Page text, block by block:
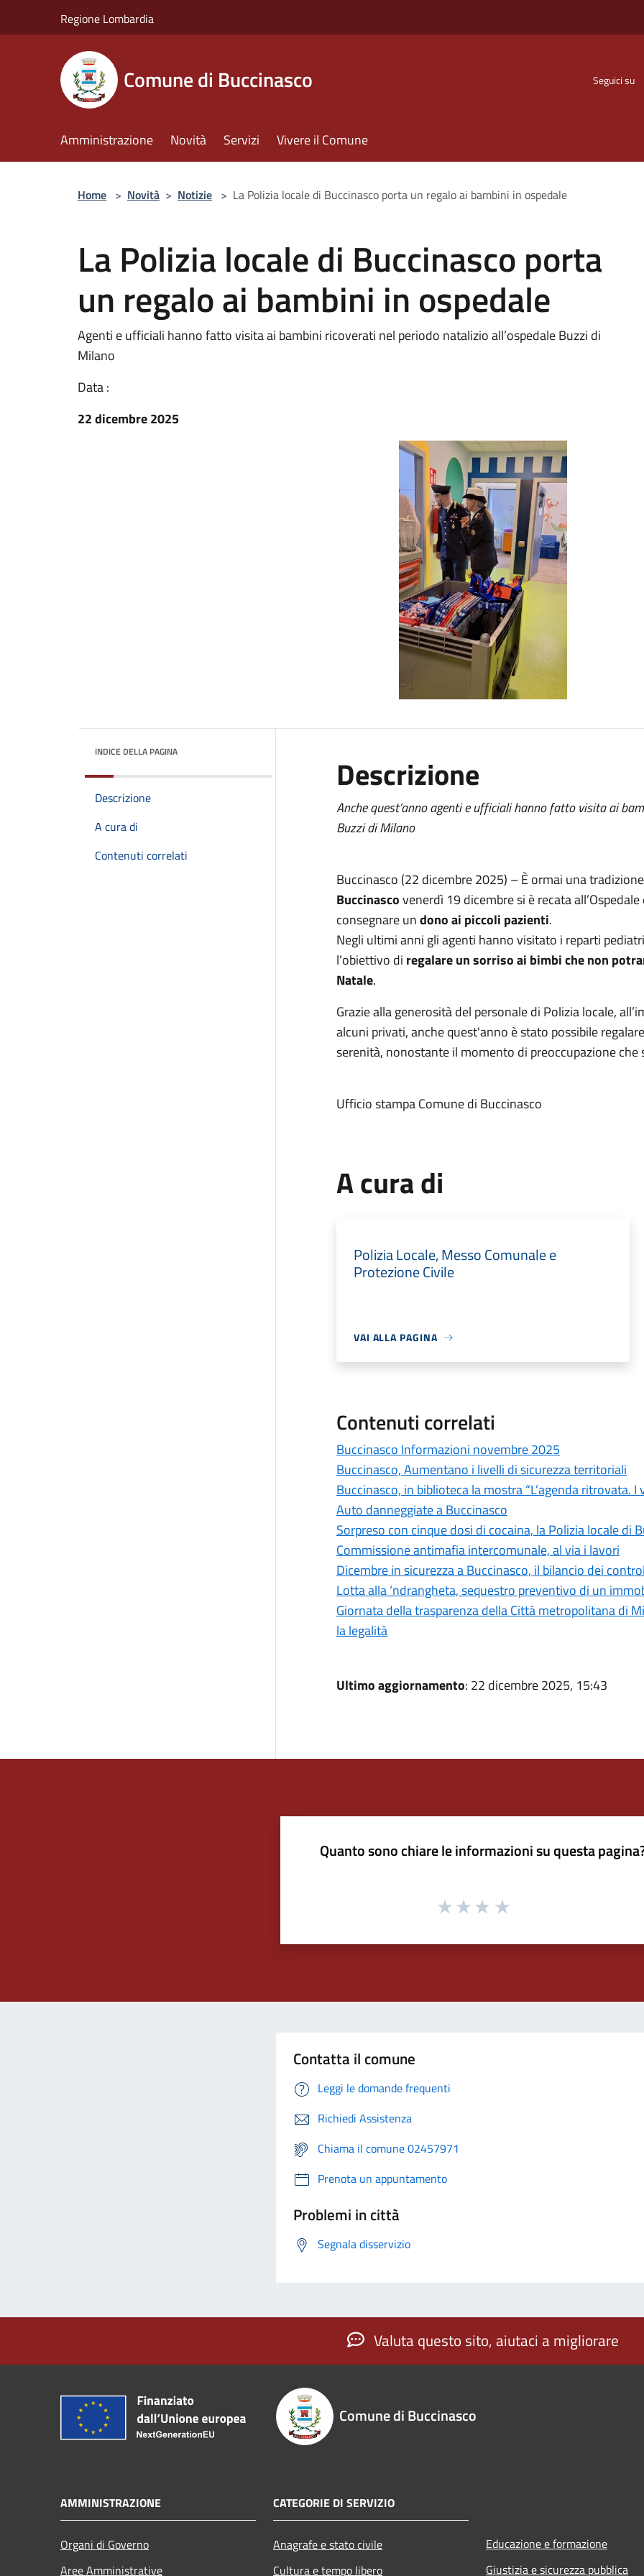
Regione Lombardia
Comune di Buccinasco Seguici su
Amministrazione Novità Servizi Vivere il Comune
Home > Novità > Notizie > La Polizia locale di Buccinasco porta un regalo ai bambini in ospedale
La Polizia locale di Buccinasco porta
un regalo ai bambini in ospedale
Agenti e ufficiali hanno fatto visita ai bambini ricoverati nel periodo natalizio all’ospedale Buzzi di
Milano
Data :
22 dicembre 2025
INDICE DELLA PAGINA
Descrizione
A cura di
Contenuti correlati
Descrizione
Anche quest’anno agenti e ufficiali hanno fatto visita ai
Buzzi di Milano
Buccinasco (22 dicembre 2025) – È ormai una
Buccinascovenerdì 19 dicembre si è recata
consegnare undono ai piccoli pazienti.
Negli ultimi anni gli agenti hanno visitato i reparti
l’obiettivo di regalare un sorriso ai bimbi che non
Natale.
Grazie alla generosità del personale di Polizia locale,
alcuni privati, anche quest'anno è stato possibile
serenità, nonostante il momento di preoccupazione
Ufficio stampa Comune di Buccinasco
A cura di
Polizia Locale, Messo Comunale e
Protezione Civile
VAI ALLA PAGINA
Contenuti correlati
Buccinasco Informazioni novembre 2025
Buccinasco, Aumentano i livelli di sicurezza territoriali
Buccinasco, in biblioteca la mostra “L’agenda ritrovata. I
Auto danneggiate a Buccinasco
Sorpreso con cinque dosi di cocaina, la Polizia locale di
Commissione antimafia intercomunale, al via i lavori
Dicembre in sicurezza a Buccinasco, il bilancio dei
Lotta alla ‘ndrangheta, sequestro preventivo di un
Giornata della trasparenza della Città metropolitana di
la legalità
Ultimo aggiornamento: 22 dicembre 2025, 15:43
Quanto sono chiare le informazioni su questa
Contatta il comune
Leggi le domande frequenti
Richiedi Assistenza
Chiama il comune 02457971
Prenota un appuntamento
Problemi in città
Segnala disservizio
Valuta questo sito, aiutaci a migliorare
Comune di Buccinasco
AMMINISTRAZIONE
Organi di Governo
Aree Amministrative
CATEGORIE DI SERVIZIO
Anagrafe e stato civile
Cultura e tempo libero
Educazione e formazione
Giustizia e sicurezza pubblica